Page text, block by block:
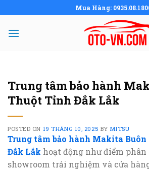
to
content
Mua Hàng:
Trung tâm bảo hành
Thuột Tỉnh Đắk Lắk
POSTED ON 19 THÁNG 10, 2025 BY MITSU
Trung tâm bảo hành Makita
Đắk Lắk hoạt động như điểm
showroom trải nghiệm và cửa